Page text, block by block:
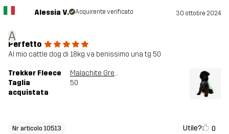
A
Alessia V. Acquirente verificato 30 ottobre 2024
Perfetto
Al mio cattle dog di 18kg va benissimo una tg 50
Trekker Fleece
Malachite Green
Taglia
acquistata
50
Nr articolo 10513 Utile? 0